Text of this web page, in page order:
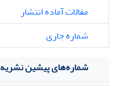
مقالات آماده انتشار
شماره جاری
شماره‌های پیشین نشریه